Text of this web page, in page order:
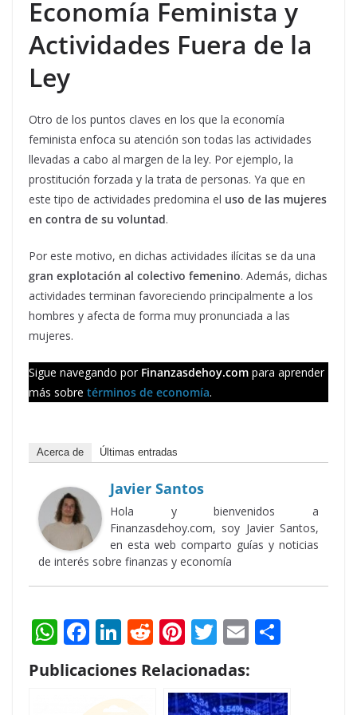
Economía Feminista y
Actividades Fuera de la
Ley
Otro de los puntos claves en los que la economía
feminista enfoca su atención son todas las actividades
llevadas a cabo al margen de la ley. Por ejemplo, la
prostitución forzada y la trata de personas. Ya que en
este tipo de actividades predomina el uso de las mujeres
en contra de su voluntad.
Por este motivo, en dichas actividades ilícitas se da una
gran explotación al colectivo femenino. Además, dichas
actividades terminan favoreciendo principalmente a los
hombres y afecta de forma muy pronunciada a las
mujeres.
Sigue navegando por Finanzasdehoy.com para aprender
más sobre términos de economía.
Acerca de Últimas entradas
Javier Santos
Hola y bienvenidos a
Finanzasdehoy.com, soy Javier Santos,
en esta web comparto guías y noticias
de interés sobre finanzas y economía
W
h
at
F
ac
e
Li
k
R
e
d
Pi
nt
er
T
w
itt
E
ai
Publicaciones Relacionadas: